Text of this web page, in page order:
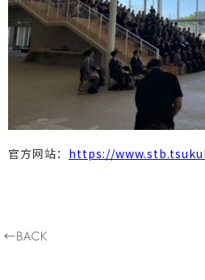
官方网站： https://